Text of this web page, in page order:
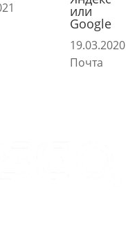
или
Google
19.03.2020
Почта